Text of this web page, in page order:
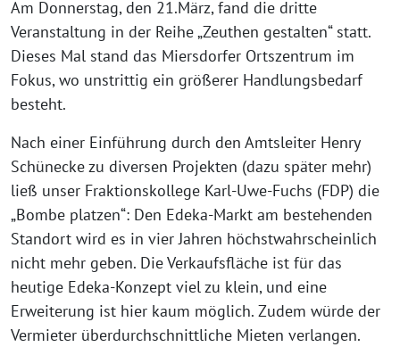
Am Donnerstag, den 21.März, fand die dritte
Veranstaltung in der Reihe „Zeuthen gestalten“ statt.
Dieses Mal stand das Miersdorfer Ortszentrum im
Fokus, wo unstrittig ein größerer Handlungsbedarf
besteht.
Nach einer Einführung durch den Amtsleiter Henry
Schünecke zu diversen Projekten (dazu später mehr)
ließ unser Fraktionskollege Karl-Uwe-Fuchs (FDP) die
„Bombe platzen“: Den Edeka-Markt am bestehenden
Standort wird es in vier Jahren höchstwahrscheinlich
nicht mehr geben. Die Verkaufsfläche ist für das
heutige Edeka-Konzept viel zu klein, und eine
Erweiterung ist hier kaum möglich. Zudem würde der
Vermieter überdurchschnittliche Mieten verlangen.